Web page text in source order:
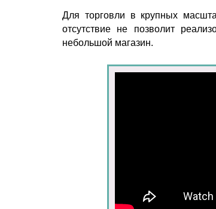
Для торговли в крупных
отсутствие не позволит
небольшой магазин.